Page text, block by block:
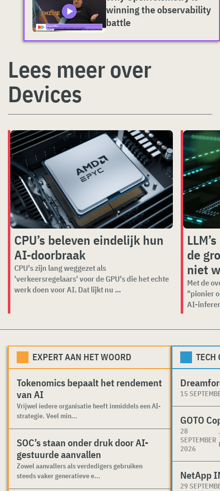
winning the observability
battle
Lees meer over
Devices
CPU’s beleven eindelijk hun
AI-doorbraak
CPU's zijn lang weggezet als
'verkeersregelaars' voor de GPU's die het echte
werk doen voor AI. Dat lijkt nu ...
de
niet
Met de
"pionier
AI-
EXPERT AAN HET WOORD
Tokenomics bepaalt het rendement
van AI
Vrijwel iedere organisatie heeft inmiddels een AI-
strategie. Veel min...
SOC’s staan onder druk door AI-
gestuurde aanvallen
Zowel aanvallers als verdedigers gebruiken
steeds vaker generatieve e...
TECH
15
GOTO
28
SEPTEMBER
2026
NetApp
29